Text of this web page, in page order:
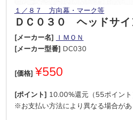
１／８７ 方向幕・マーク等
ＤＣ０３０ ヘッドサ
[メーカー名] ＩＭＯＮ
[メーカー型番] DC030
[価格] ¥550
[ポイント] 10.00%還元（55ポイント
※お支払い方法により異なる場合があ